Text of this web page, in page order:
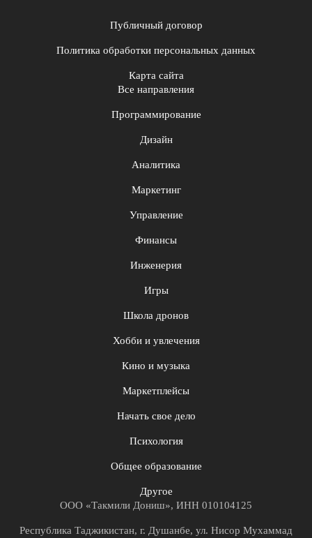
Публичный договор
Политика обработки персональных данных
Карта сайта
Все направления
Программирование
Дизайн
Аналитика
Маркетинг
Управление
Финансы
Инженерия
Игры
Школа дронов
Хобби и увлечения
Кино и музыка
Маркетплейсы
Начать свое дело
Психология
Общее образование
Другое
ООО «Такмили Дониш», ИНН 010104125
Республика Таджикистан, г. Душанбе, ул. Нисор Мухаммад